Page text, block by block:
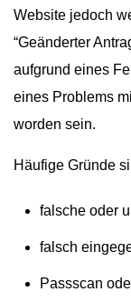
Website jedoch
“Geänderter
aufgrund eines
eines Problems
worden sein.
Häufige Gründe
falsche oder
falsch
Passscan